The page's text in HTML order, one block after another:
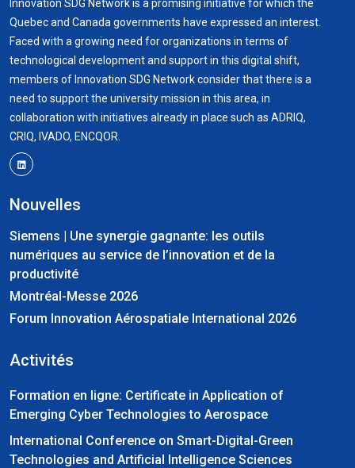
Innovation SDG Network is a promising initiative for which the
Quebec and Canada governments have expressed an interest.
Faced with a growing need for organizations in terms of
technological development and support in this digital shift,
members of Innovation SDG Network consider that there is a
need to support the university mission in this area, in
collaboration with initiatives already in place such as ADRIQ,
CRIQ, IVADO, ENCQOR.
Nouvelles
Siemens | Une synergie gagnante: les outils
numériques au service de l’innovation et de la
productivité
Montréal-Messe 2026
Forum Innovation Aérospatiale International 2026
Activités
Formation en ligne: Certificate in Application of
Emerging Cyber Technologies to Aerospace
International Conference on Smart-Digital-Green
Technologies and Artificial Intelligence Sciences